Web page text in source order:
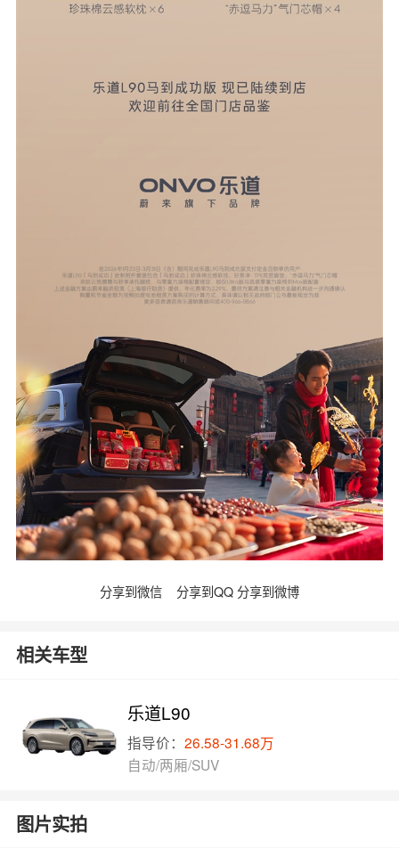
分享到微信 分享到QQ 分享到微博
相关车型
乐道L90
指导价：26.58-31.68万
自动/两厢/SUV
图片实拍